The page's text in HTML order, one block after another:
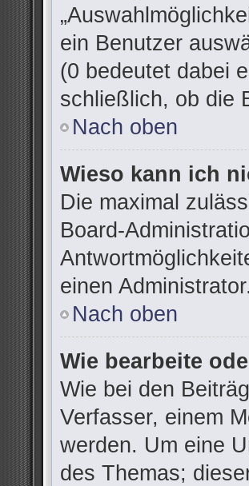
ein Benutzer
(0 bedeutet dabei
schließlich, ob die
Nach oben
Wieso kann ich
Die maximal
Board-
einen Administrator.
Nach oben
Wie bearbeite
Wie bei den
Verfasser, einem
werden. Um eine
des Themas;